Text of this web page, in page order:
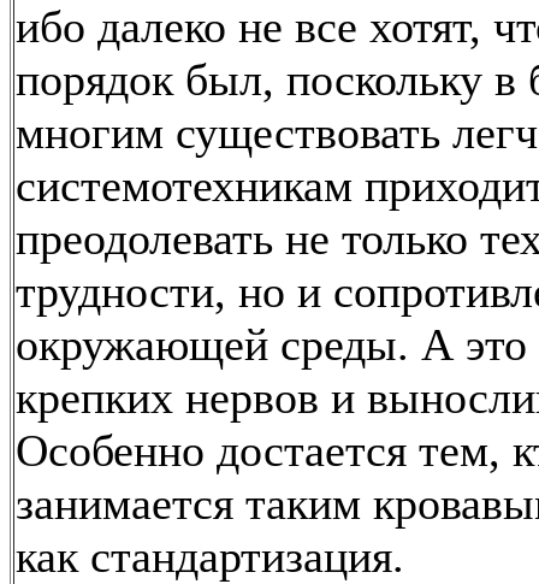
ибо далеко не все хотят,
порядок был, поскольку в
многим существовать
системотехникам
преодолевать не только
трудности, но и
окружающей среды. А это
крепких нервов и
Особенно достается тем,
занимается таким
как стандартизация.